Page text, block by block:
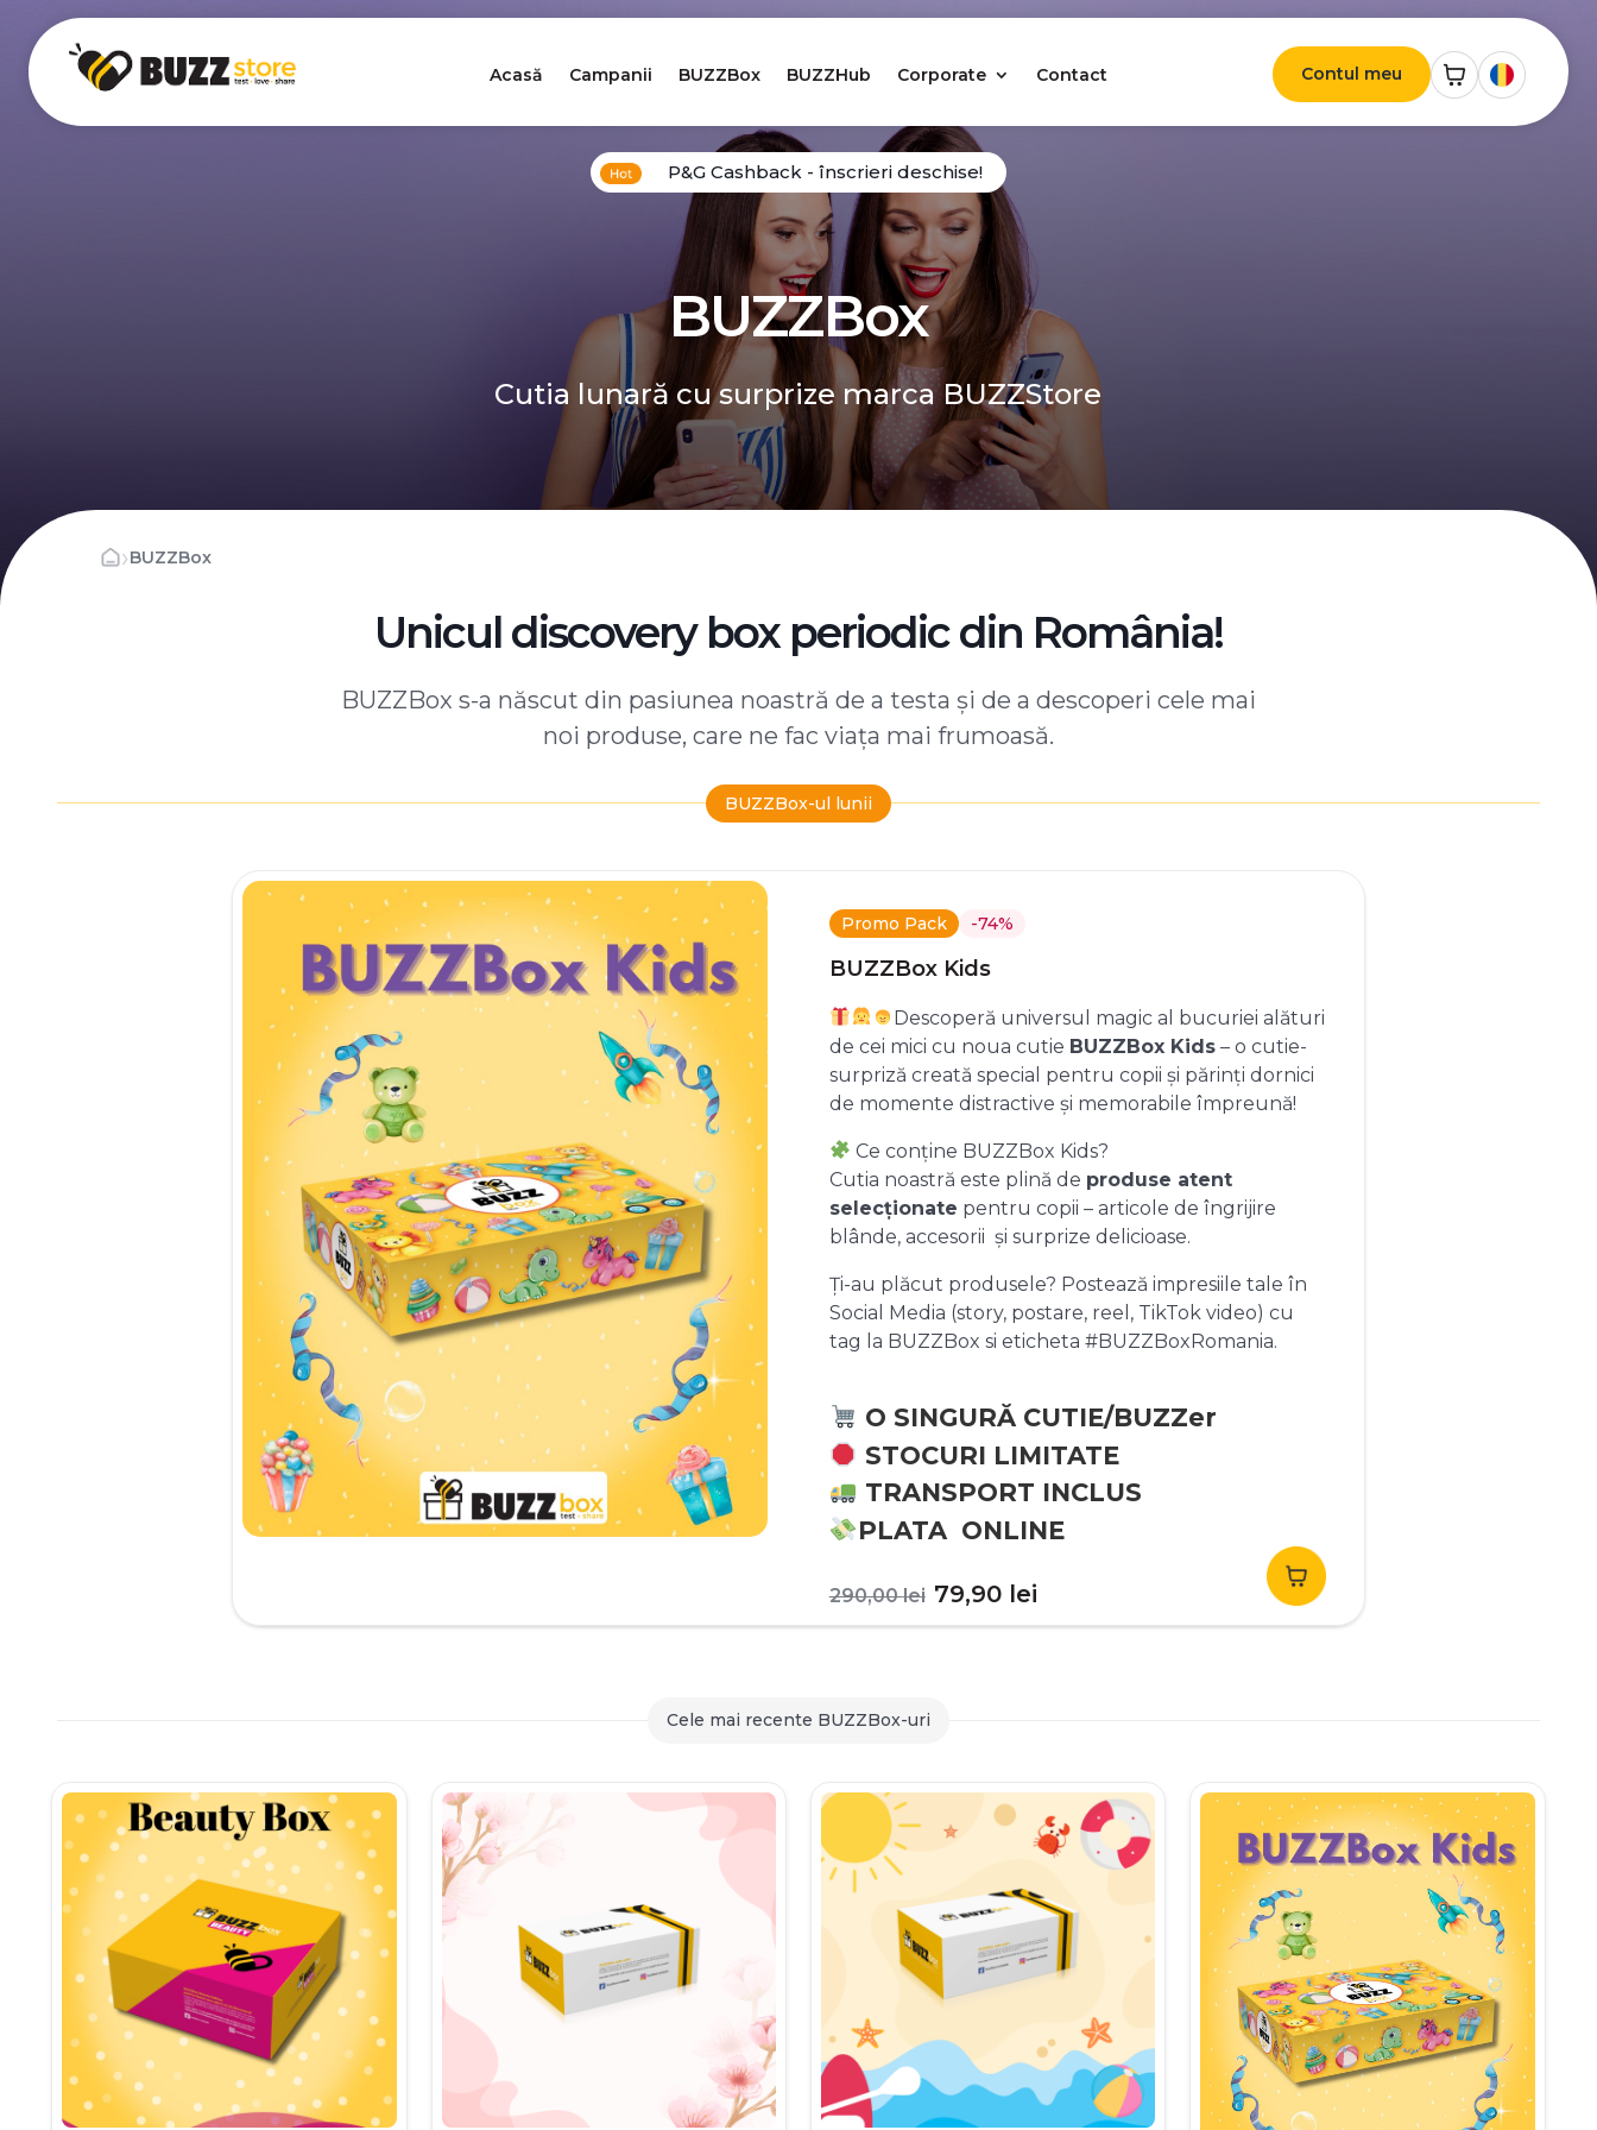
Acasă Campanii BUZZBox BUZZHub Corporate Contact Contul meu
P&G Cashback - înscrieri deschise!
BUZZBox
Cutia lunară cu surprize marca BUZZStore
›BUZZBox
Unicul discovery box periodic din România!
BUZZBox s-a născut din pasiunea noastră de a testa și de a descoperi cele mai
noi produse, care ne fac viața mai frumoasă.
BUZZBox-ul lunii
Promo Pack -74%
BUZZBox Kids
Descoperă universul magic al bucuriei alături
de cei mici cu noua cutie BUZZBox Kids– o cutie-
surpriză creată special pentru copii și părinți dornici
de momente distractive și memorabile împreună!
Ce conține BUZZBox Kids?
Cutia noastră este plină de produse atent
selecționate pentru copii – articole de îngrijire
blânde, accesorii și surprize delicioase.
Ți-au plăcut produsele? Postează impresiile tale în
Social Media (story, postare, reel, TikTok video) cu
tag la BUZZBox si eticheta #BUZZBoxRomania.
O SINGURĂ CUTIE/BUZZer
STOCURI LIMITATE
TRANSPORT INCLUS
PLATA ONLINE
290,00lei Prețul
inițial
79,90 leiPrețul
curent
Cele mai recente BUZZBox-uri